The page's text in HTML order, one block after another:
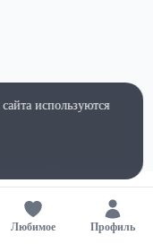
Любимое Профиль
используются